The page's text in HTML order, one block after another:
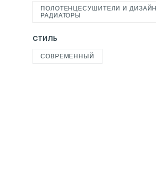
ПОЛОТЕНЦЕСУШИТЕЛИ И ДИЗАЙН
РАДИАТОРЫ
СТИЛЬ
СОВРЕМЕННЫЙ